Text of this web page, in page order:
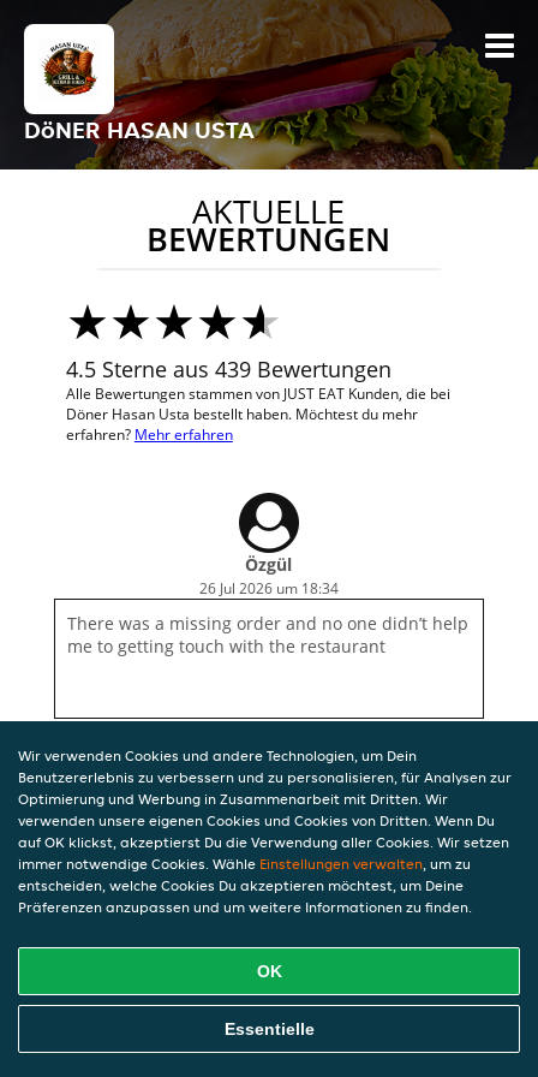
DöNER HASAN USTA
AKTUELLE
BEWERTUNGEN
4.5 Sterne aus 439 Bewertungen
Alle Bewertungen stammen von JUST EAT Kunden, die bei
Döner Hasan Usta bestellt haben. Möchtest du mehr
erfahren? Mehr erfahren
Özgül
26 Jul 2026 um 18:34
There was a missing order and no one didn’t help
me to getting touch with the restaurant
Wir verwenden Cookies und andere Technologien, um Dein
Benutzererlebnis zu verbessern und zu personalisieren, für Analysen zur
Optimierung und Werbung in Zusammenarbeit mit Dritten. Wir
verwenden unsere eigenen Cookies und Cookies von Dritten. Wenn Du
auf OK klickst, akzeptierst Du die Verwendung aller Cookies. Wir setzen
immer notwendige Cookies. Wähle Einstellungen verwalten, um zu
entscheiden, welche Cookies Du akzeptieren möchtest, um Deine
Präferenzen anzupassen und um weitere Informationen zu finden.
OK
Essentielle